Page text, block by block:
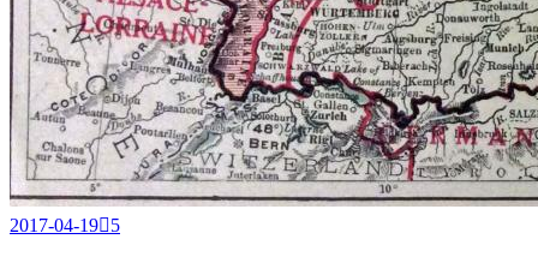
2017-04-195